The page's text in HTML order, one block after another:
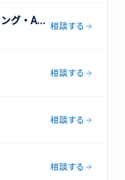
不動産・建設業向けDXコンサルティング・ACRES導入支援 相談する
相談する
相談する
相談する